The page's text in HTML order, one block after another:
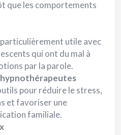
que les comportements
utile avec
qui ont du mal à
par la parole.
pour réduire le stress,
et favoriser une
familiale.